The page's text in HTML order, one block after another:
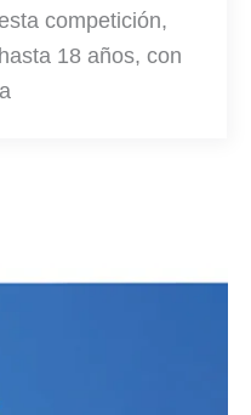
competición,
18 años, con